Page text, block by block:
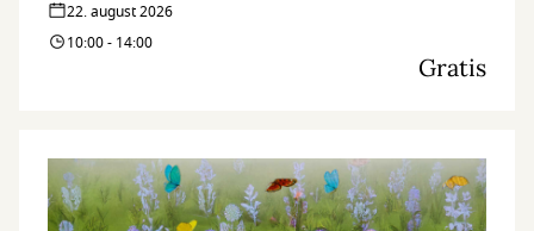
22. august 2026
10:00 - 14:00
Gratis